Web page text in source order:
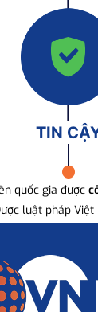
TIN
quốc gia được
luật pháp Việt